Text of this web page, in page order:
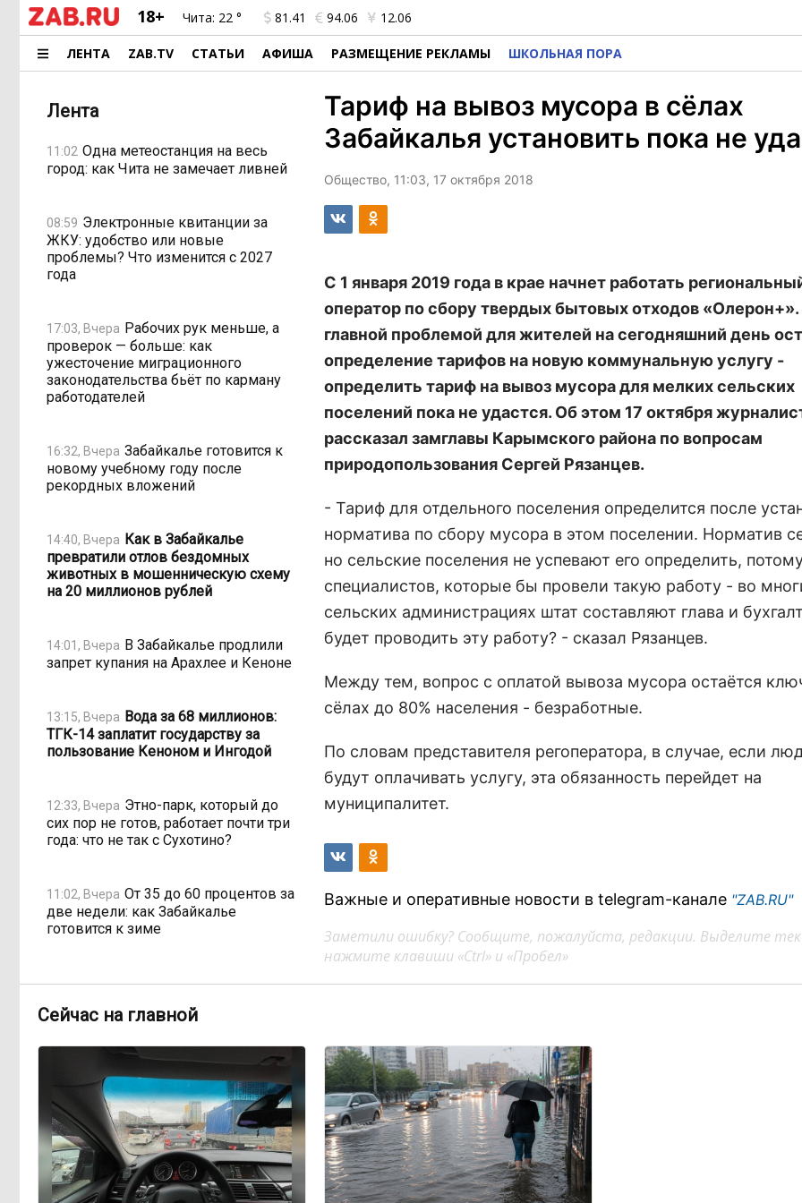
18+ Чита: 22 ° 81.41 94.06 12.06
ЛЕНТА ZAB.TV СТАТЬИ АФИША РАЗМЕЩЕНИЕ РЕКЛАМЫ ШКОЛЬНАЯ ПОРА
Лента
11:02 Одна метеостанция на весь
город: как Чита не замечает ливней
08:59 Электронные квитанции за
ЖКУ: удобство или новые
проблемы? Что изменится с 2027
года
17:03, Вчера Рабочих рук меньше, а
проверок — больше: как
ужесточение миграционного
законодательства бьёт по карману
работодателей
16:32, Вчера Забайкалье готовится к
новому учебному году после
рекордных вложений
14:40, Вчера Как в Забайкалье
превратили отлов бездомных
животных в мошенническую схему
на 20 миллионов рублей
14:01, Вчера В Забайкалье продлили
запрет купания на Арахлее и Кеноне
13:15, Вчера Вода за 68 миллионов:
ТГК-14 заплатит государству за
пользование Кеноном и Ингодой
12:33, Вчера Этно-парк, который до
сих пор не готов, работает почти три
года: что не так с Сухотино?
11:02, Вчера От 35 до 60 процентов за
две недели: как Забайкалье
готовится к зиме
09:31, Вчера Сахар, курица и хлеб
рисует обратное
08:01, Вчера
Забайкалье строит
дамбы раньше сроков, чтобы
паводки не застали врасплох
18:01, 6 августа Погодные качели в
Забайкалье: прогноз синоптиков на
ближайшие выходные
Тариф на вывоз мусора в сёлах
Забайкалья установить пока не
Общество, 11:03, 17 октября 2018
С 1 января 2019 года в крае начнет работать
оператор по сбору твердых бытовых отходов
главной проблемой для жителей на сегодняшний день
определение тарифов на новую коммунальную услугу -
определить тариф на вывоз мусора для мелких сельских
поселений пока не удастся. Об этом 17 октября
рассказал замглавы Карымского района по вопросам
природопользования Сергей Рязанцев.
- Тариф для отдельного поселения определится после
норматива по сбору мусора в этом поселении. Норматив
но сельские поселения не успевают его определить,
специалистов, которые бы провели такую работу - во
сельских администрациях штат составляют глава и
будет проводить эту работу? - сказал Рязанцев.
Между тем, вопрос с оплатой вывоза мусора остаётся
сёлах до 80% населения - безработные.
По словам представителя регоператора, в случае, если
будут оплачивать услугу, эта обязанность перейдет на
муниципалитет.
Важные и оперативные новости в telegram-канале "ZAB.RU"
Заметили ошибку? Сообщите, пожалуйста, редакции. Выделите
нажмите клавиши «Ctrl» и «Пробел»
Сейчас на главной